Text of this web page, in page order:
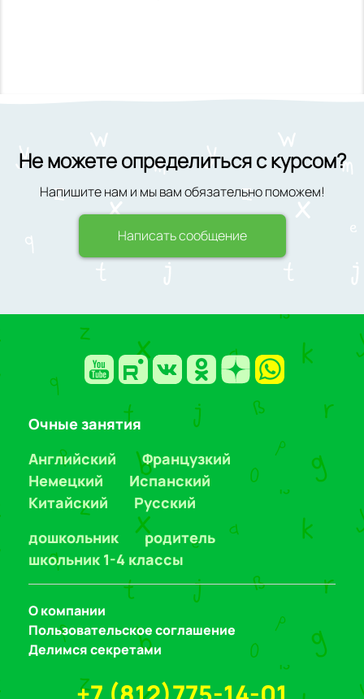
Не можете определиться с курсом?
Напишите нам и мы вам обязательно поможем!
Написать сообщение
Очные занятия
Английский
Французкий
Немецкий
Испанский
Китайский
Русский
дошкольник
родитель
школьник 1-4 классы
О компании
Пользовательское соглашение
Делимся секретами